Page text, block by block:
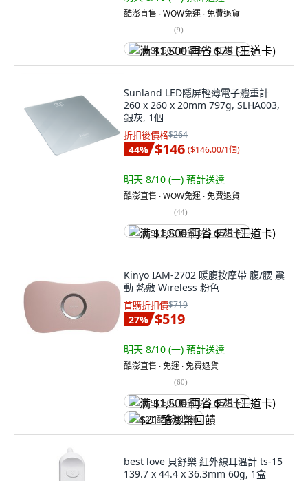
酷澎直售 ∙ WOW免運 ∙ 免費退貨
(9)
满 $1,500 再省 $75 (王道卡)
Sunland LED隱屏輕薄電子體重計
260 x 260 x 20mm 797g, SLHA003,
銀灰, 1個
折扣後價格$264
44% $146 ($146.00/1個)
明天 8/10 (一) 預計送達
酷澎直售 ∙ WOW免運 ∙ 免費退貨
(44)
满 $1,500 再省 $75 (王道卡)
Kinyo IAM-2702 暖腹按摩帶 腹/腰 震
動 熱敷 Wireless 粉色
首購折扣價$719
27% $519
明天 8/10 (一) 預計送達
酷澎直售 ∙ 免運 ∙ 免費退貨
(60)
满 $1,500 再省 $75 (王道卡)
$21 酷澎幣回饋
best love 貝舒樂 紅外線耳溫計 ts-15
139.7 x 44.4 x 36.3mm 60g, 1盒